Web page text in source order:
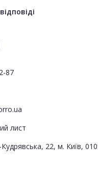
87
лист
22, м. Київ,